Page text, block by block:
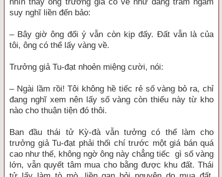
suy nghĩ liền đến bảo:
– Bây giờ ông đổi ý vẫn còn kịp đấy. Đất vẫn là của
tôi, ông có thể lấy vàng về.
Trưởng giả Tu-đạt nhoẻn miệng cười, nói:
– Ngài lầm rồi! Tôi không hề tiếc rẻ số vàng bỏ ra, chỉ
đang nghĩ xem nên lấy số vàng còn thiếu này từ kho
nào cho thuận tiện đó thôi.
Ban đầu thái tử Kỳ-đà vẫn tưởng có thể làm cho
trưởng giả Tu-đạt phải thối chí trước một giá bán quá
cao như thế, không ngờ ông này chẳng tiếc gì số vàng
lớn, vẫn quyết tâm mua cho bằng được khu đất. Thái